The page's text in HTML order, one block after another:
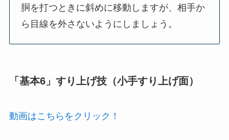
胴を打つときに斜めに移動しますが、相手か
ら目線を外さないようにしましょう。
「基本6」すり上げ技（小手すり上げ面）
動画はこちらをクリック！